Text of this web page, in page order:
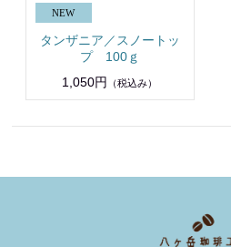
タンザニア／スノートッ
プ 100ｇ
1,050円
（税込み）